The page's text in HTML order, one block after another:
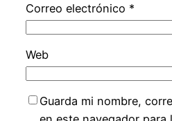
Correo electrónico *
Web
Guarda mi nombre,